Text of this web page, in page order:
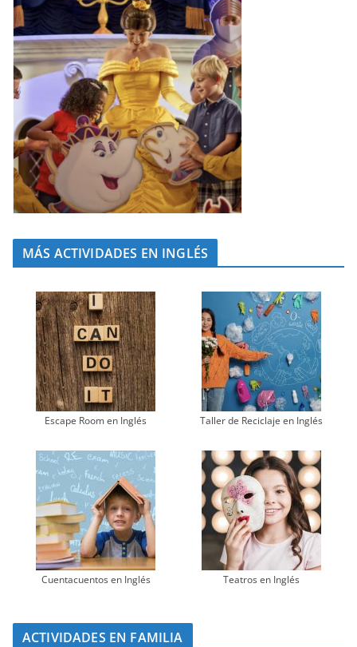
MÁS ACTIVIDADES EN INGLÉS
Escape Room en Inglés Taller de Reciclaje en Inglés
Cuentacuentos en Inglés Teatros en Inglés
ACTIVIDADES EN FAMILIA